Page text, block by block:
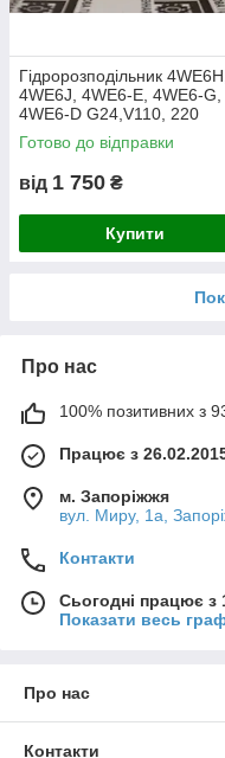
Гідророзподільник 4WE6H,
4WE6J, 4WE6-E, 4WE6-G,
4WE6-D G24,V110, 220
Імпорт
Готово до відправки
від 1 750 ₴
Купити
Про нас
100% позитивних з 93
Працює з
м. Запоріжжя
вул. Миру, 1а,
Контакти
Сьогодні працює з
Показати весь
Про нас
Контакти